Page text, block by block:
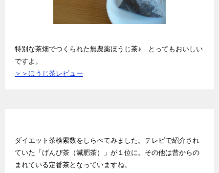
特別な茶畑でつくられた無農薬ほうじ茶♪ とってもおいしい
ですよ。
＞＞ほうじ茶レビュー
ダイエット茶検索数をしらべてみました。テレビで紹介され
ていた「げんぴ茶（減肥茶）」が１位に。その他は昔からの
まれている定番茶となっていますね。